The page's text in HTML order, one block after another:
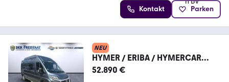
Kontakt Parken
NEU
HYMER / ERIBA / HYMERCAR
HYMERCAR GRAND CANYON
52.890 €